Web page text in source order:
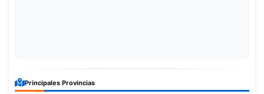
Principales Provincias